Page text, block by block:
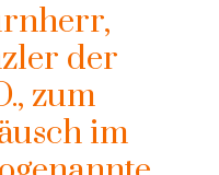
der
zum
im